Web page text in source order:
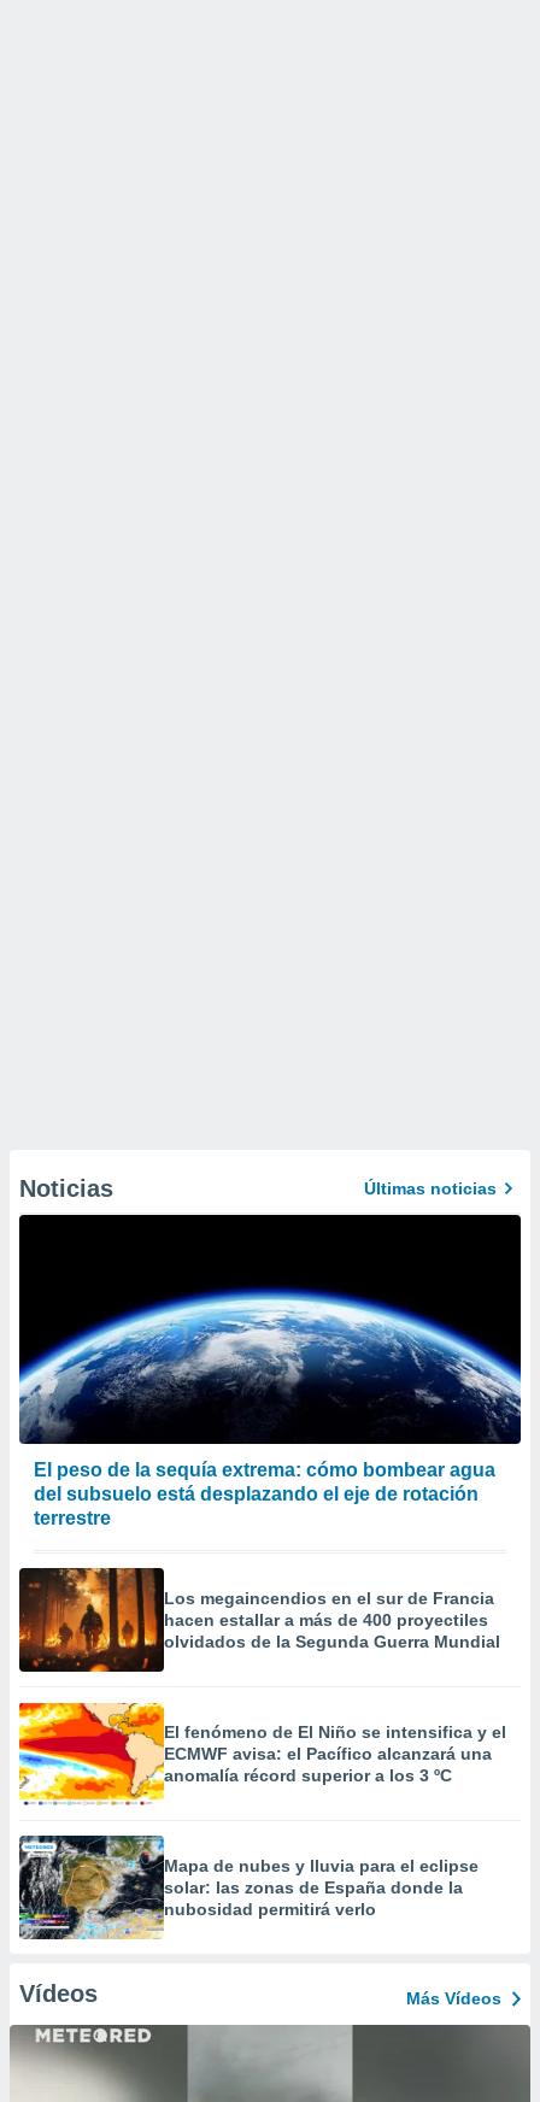
Noticias Últimas noticias
El peso de la sequía extrema: cómo bombear agua
del subsuelo está desplazando el eje de rotación
terrestre
Los megaincendios en el sur de Francia
hacen estallar a más de 400 proyectiles
olvidados de la Segunda Guerra Mundial
El fenómeno de El Niño se intensifica y el
ECMWF avisa: el Pacífico alcanzará una
anomalía récord superior a los 3 ºC
Mapa de nubes y lluvia para el eclipse
solar: las zonas de España donde la
nubosidad permitirá verlo
Vídeos Más Vídeos